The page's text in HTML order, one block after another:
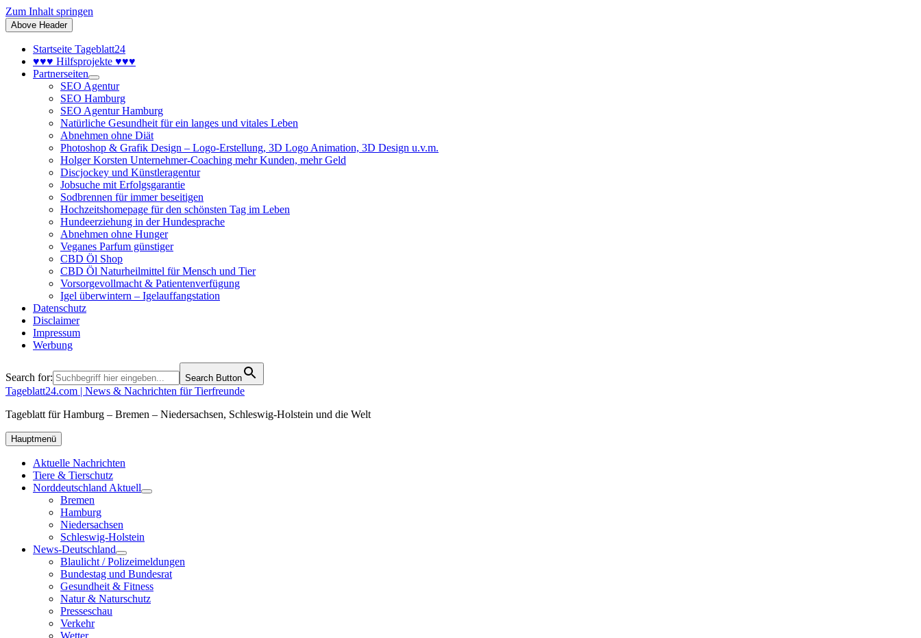
Zum Inhalt springen
Above Header
Startseite Tageblatt24
♥♥♥ Hilfsprojekte ♥♥♥
Partnerseiten
SEO Agentur
SEO Hamburg
SEO Agentur Hamburg
Natürliche Gesundheit für ein langes und vitales Leben
Abnehmen ohne Diät
Photoshop & Grafik Design – Logo-Erstellung, 3D Logo Animation, 3D Design u.v.m.
Holger Korsten Unternehmer-Coaching mehr Kunden, mehr Geld
Discjockey und Künstleragentur
Jobsuche mit Erfolgsgarantie
Sodbrennen für immer beseitigen
Hochzeitshomepage für den schönsten Tag im Leben
Hundeerziehung in der Hundesprache
Abnehmen ohne Hunger
Veganes Parfum günstiger
CBD Öl Shop
CBD Öl Naturheilmittel für Mensch und Tier
Vorsorgevollmacht & Patientenverfügung
Igel überwintern – Igelauffangstation
Datenschutz
Disclaimer
Impressum
Werbung
Search for: Search Button
Tageblatt24.com | News & Nachrichten für Tierfreunde
Tageblatt für Hamburg – Bremen – Niedersachsen, Schleswig-Holstein und die Welt
Hauptmenü
Aktuelle Nachrichten
Tiere & Tierschutz
Norddeutschland Aktuell
Bremen
Hamburg
Niedersachsen
Schleswig-Holstein
News-Deutschland
Blaulicht / Polizeimeldungen
Bundestag und Bundesrat
Gesundheit & Fitness
Natur & Naturschutz
Presseschau
Verkehr
Wetter